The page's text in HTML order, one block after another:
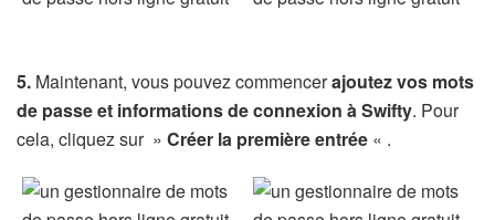
5. Maintenant, vous pouvez commencerajoutez vos mots
de passe et informations de connexion à Swifty. Pour
cela, cliquez sur » Créer la première entrée « .